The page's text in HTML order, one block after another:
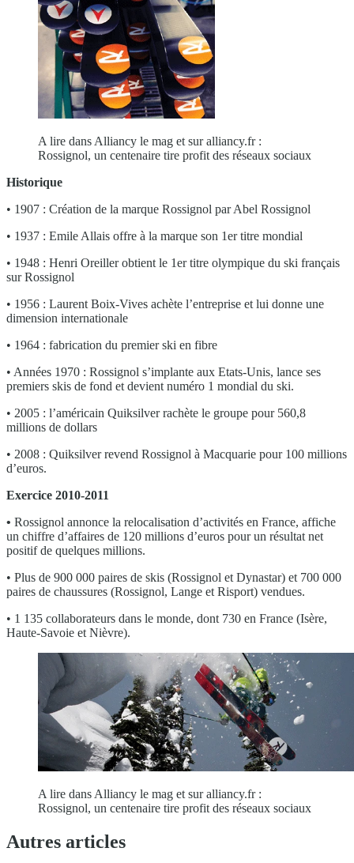
A lire dans Alliancy le mag et sur alliancy.fr :
Rossignol, un centenaire tire profit des réseaux sociaux
Historique
• 1907 : Création de la marque Rossignol par Abel Rossignol
• 1937 : Emile Allais offre à la marque son 1er titre mondial
• 1948 : Henri Oreiller obtient le 1er titre olympique du ski français
sur Rossignol
• 1956 : Laurent Boix-Vives achète l’entreprise et lui donne une
dimension internationale
• 1964 : fabrication du premier ski en fibre
• Années 1970 : Rossignol s’implante aux Etats-Unis, lance ses
premiers skis de fond et devient numéro 1 mondial du ski.
• 2005 : l’américain Quiksilver rachète le groupe pour 560,8
millions de dollars
• 2008 : Quiksilver revend Rossignol à Macquarie pour 100 millions
d’euros.
Exercice 2010-2011
• Rossignol annonce la relocalisation d’activités en France, affiche
un chiffre d’affaires de 120 millions d’euros pour un résultat net
positif de quelques millions.
• Plus de 900 000 paires de skis (Rossignol et Dynastar) et 700 000
paires de chaussures (Rossignol, Lange et Risport) vendues.
• 1 135 collaborateurs dans le monde, dont 730 en France (Isère,
Haute-Savoie et Nièvre).
A lire dans Alliancy le mag et sur alliancy.fr :
Rossignol, un centenaire tire profit des réseaux sociaux
Autres articles